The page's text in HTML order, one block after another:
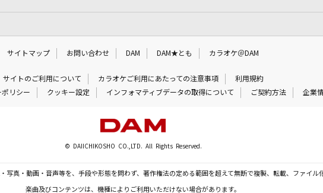
サイトマップ お問い合わせ DAM DAM★とも カラオケ＠DAM
サイトのご利用について カラオケご利用にあたっての注意事項
利用規約
リシー
クッキー設定 インフォマティブデータの取得について ご契約方法 企業
© DAIICHIKOSHO CO.,LTD. All Rights Reserved.
写真・動画・音声等を、手段や形態を問わず、著作権法の定める範囲を超えて無断で複製、転載、ファイル
楽曲及びコンテンツは、機種によりご利用いただけない場合があります。